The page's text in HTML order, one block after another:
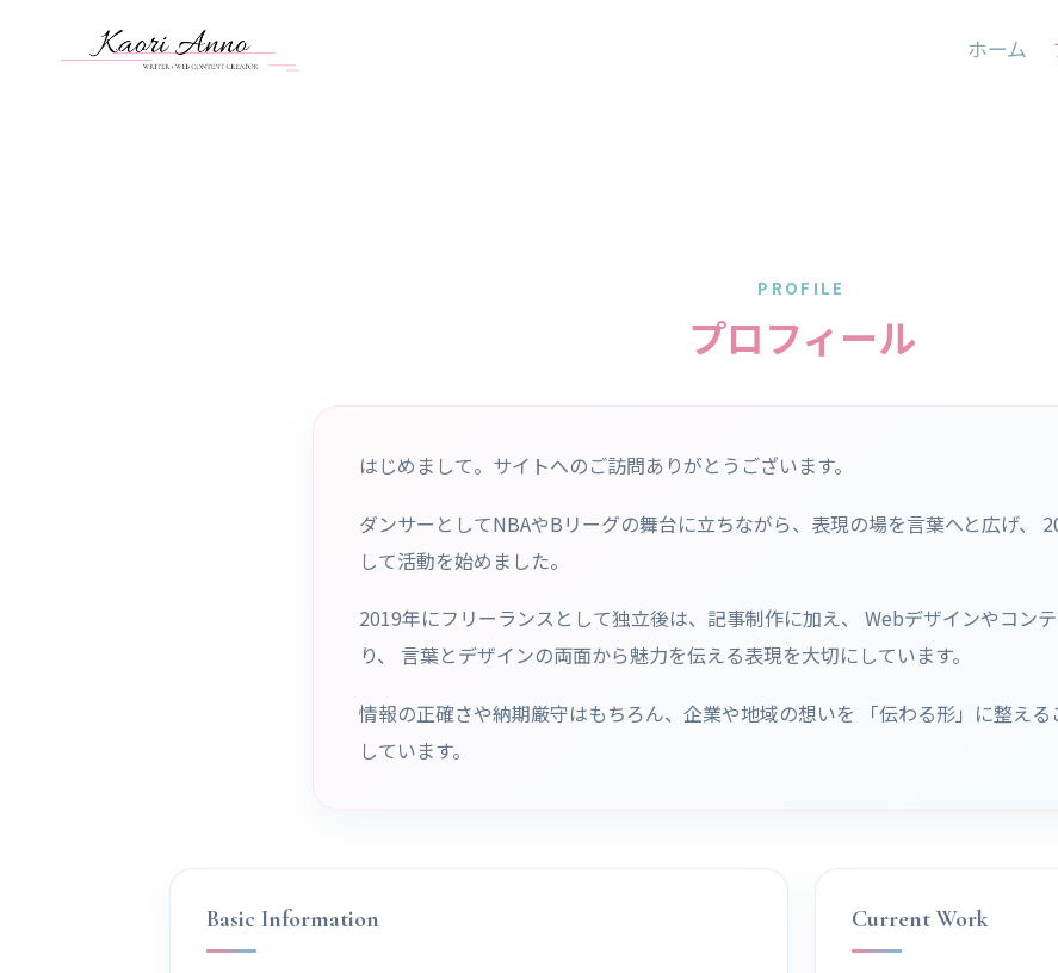
ホーム
PROFILE
プロフィール
はじめまして。サイトへのご訪問ありがとうございます。
ダンサーとしてNBAやBリーグの舞台に立ちながら、表現の場を言葉へと広げ、
して活動を始めました。
2019年にフリーランスとして独立後は、記事制作に加え、 Webデザインやコン
り、 言葉とデザインの両面から魅力を伝える表現を大切にしています。
情報の正確さや納期厳守はもちろん、企業や地域の想いを 「伝わる形」に整え
しています。
Basic Information Current Work